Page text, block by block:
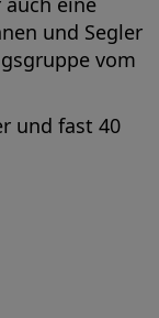
und Segler
vom
und fast 40